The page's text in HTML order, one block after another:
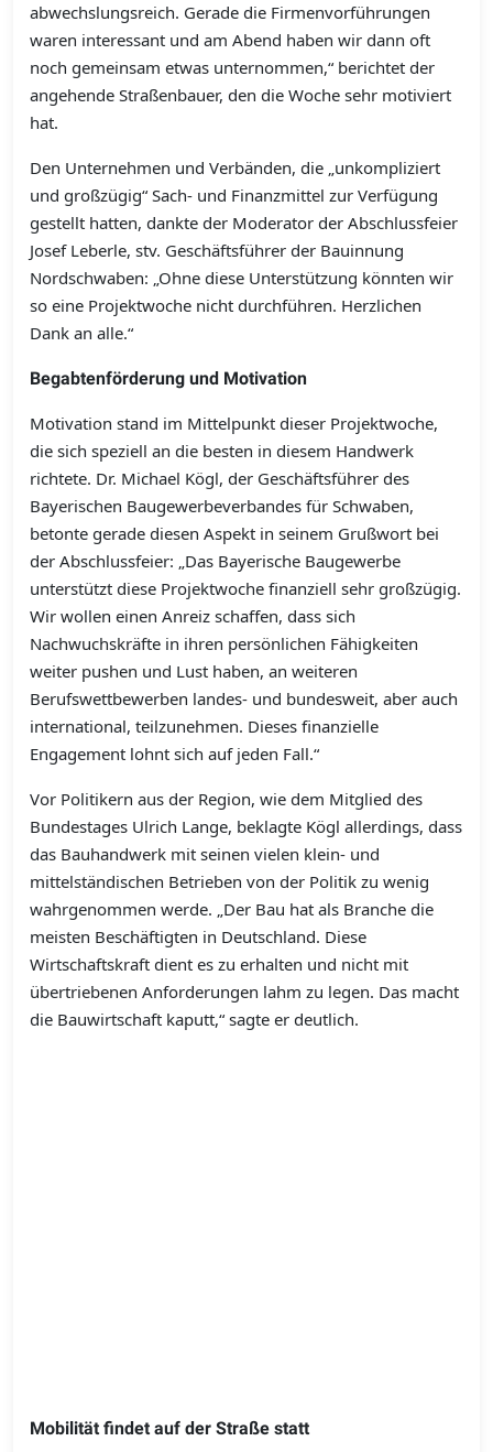
abwechslungsreich. Gerade die Firmenvorführungen
waren interessant und am Abend haben wir dann oft
noch gemeinsam etwas unternommen,“ berichtet der
angehende Straßenbauer, den die Woche sehr motiviert
hat.
Den Unternehmen und Verbänden, die „unkompliziert
und großzügig“ Sach- und Finanzmittel zur Verfügung
gestellt hatten, dankte der Moderator der Abschlussfeier
Josef Leberle, stv. Geschäftsführer der Bauinnung
Nordschwaben: „Ohne diese Unterstützung könnten wir
so eine Projektwoche nicht durchführen. Herzlichen
Dank an alle.“
Begabtenförderung und Motivation
Motivation stand im Mittelpunkt dieser Projektwoche,
die sich speziell an die besten in diesem Handwerk
richtete. Dr. Michael Kögl, der Geschäftsführer des
Bayerischen Baugewerbeverbandes für Schwaben,
betonte gerade diesen Aspekt in seinem Grußwort bei
der Abschlussfeier: „Das Bayerische Baugewerbe
unterstützt diese Projektwoche finanziell sehr großzügig.
Wir wollen einen Anreiz schaffen, dass sich
Nachwuchskräfte in ihren persönlichen Fähigkeiten
weiter pushen und Lust haben, an weiteren
Berufswettbewerben landes- und bundesweit, aber auch
international, teilzunehmen. Dieses finanzielle
Engagement lohnt sich auf jeden Fall.“
Vor Politikern aus der Region, wie dem Mitglied des
Bundestages Ulrich Lange, beklagte Kögl allerdings, dass
das Bauhandwerk mit seinen vielen klein- und
mittelständischen Betrieben von der Politik zu wenig
wahrgenommen werde. „Der Bau hat als Branche die
meisten Beschäftigten in Deutschland. Diese
Wirtschaftskraft dient es zu erhalten und nicht mit
übertriebenen Anforderungen lahm zu legen. Das macht
die Bauwirtschaft kaputt,“ sagte er deutlich.
Mobilität findet auf der Straße statt